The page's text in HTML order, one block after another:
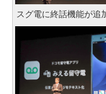
スグ電に終話機能が追